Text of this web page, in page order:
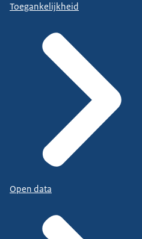
Toegankelijkheid
Open data